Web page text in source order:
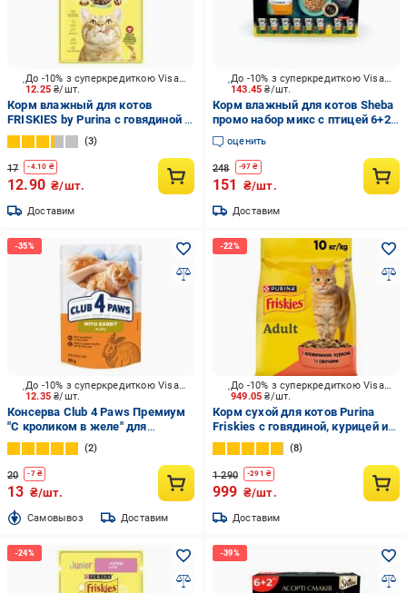
12.25₴/шт.
До -10% з суперкредиткою Visa Вигода
Корм влажный для котов
FRISKIES by Purina с говядиной в
подливке 85 г
3
17 -4.10 ₴
12.90 ₴/шт.
Доставим
143.45₴/шт.
До -10% з суперкредиткою Visa Вигода
Корм влажный для котов Sheba
промо набор микс с птицей 6+2
х 85 г
оценить
248 -97 ₴
151 ₴/шт.
Доставим
12.35₴/шт.
До -10% з суперкредиткою Visa Вигода
Консерва Club 4 Paws Премиум
"С кроликом в желе" для
взрослых кошек 85 г
2
20 -7₴
13 ₴/шт.
Cамовывоз Доставим
949.05₴/шт.
До -10% з суперкредиткою Visa Вигода
Корм сухой для котов Purina
Friskies с говядиной, курицей и
овощами 10 кг
8
1 290 -291 ₴
999 ₴/шт.
Доставим